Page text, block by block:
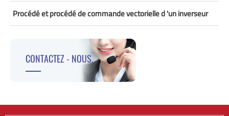
Procédé et procédé de commande vectorielle d 'un inverseur
CONTACTEZ - NOUS.